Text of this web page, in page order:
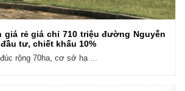
giá rẻ giá chỉ 710 triệu đường Nguyễn
tư, chiết khấu 10%
rộng 70ha, cơ sở hạ ...